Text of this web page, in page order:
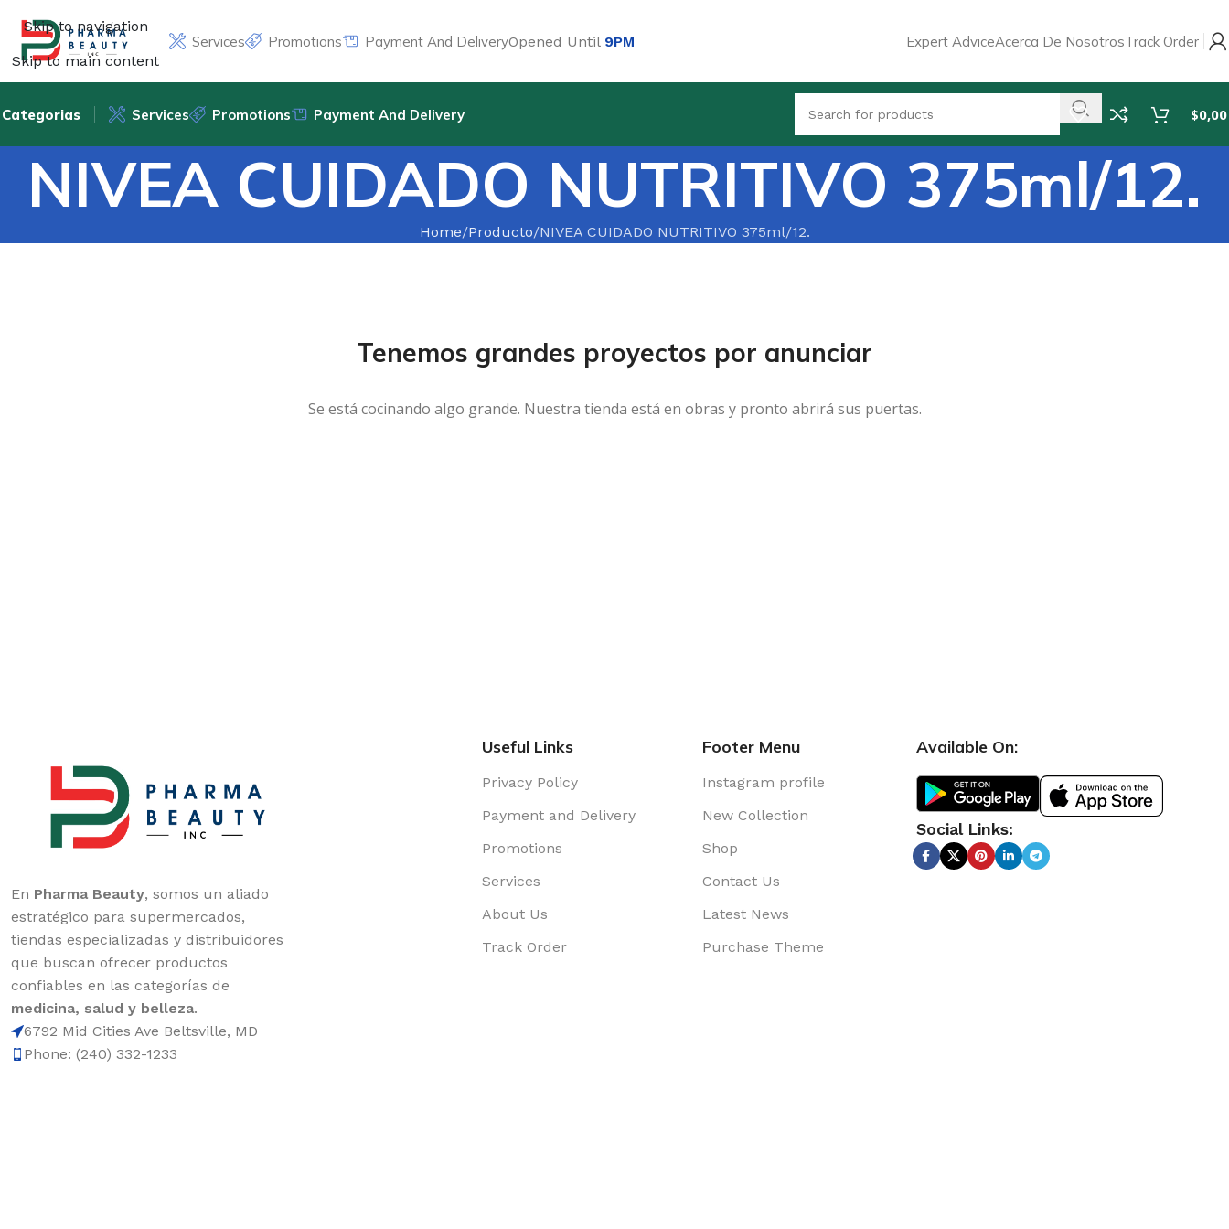
Skip to navigation
Skip to main content
Services Promotions Payment And DeliveryOpened Until 9PM Expert AdviceAcerca De NosotrosTrack Order
Categorias Services Promotions Payment And Delivery $0,00
NIVEA CUIDADO NUTRITIVO 375ml/12.
Home Producto NIVEA CUIDADO NUTRITIVO 375ml/12.
Tenemos grandes proyectos por anunciar
Se está cocinando algo grande. Nuestra tienda está en obras y pronto abrirá sus puertas.
En Pharma Beauty, somos un aliado
estratégico para supermercados,
tiendas especializadas y distribuidores
que buscan ofrecer productos
confiables en las categorías de
medicina, salud y belleza.
6792 Mid Cities Ave Beltsville, MD
Phone: (240) 332-1233
Useful Links
Privacy Policy
Payment and Delivery
Promotions
Services
About Us
Track Order
Footer Menu
Instagram profile
New Collection
Shop
Contact Us
Latest News
Purchase Theme
Available On:
Social Links: